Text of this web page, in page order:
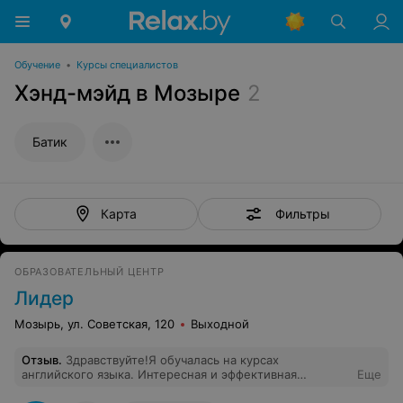
Обучение • Курсы специалистов
Хэнд-мэйд в Мозыре 2
Батик
Карта Фильтры
ОБРАЗОВАТЕЛЬНЫЙ ЦЕНТР
Лидер
Мозырь, ул. Советская, 120 Выходной
Отзыв. Здравствуйте!Я обучалась на курсах
английского языка. Интересная и эффективная
Еще